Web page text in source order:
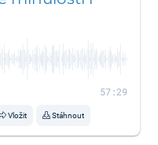
57:29
Vložit Stáhnout